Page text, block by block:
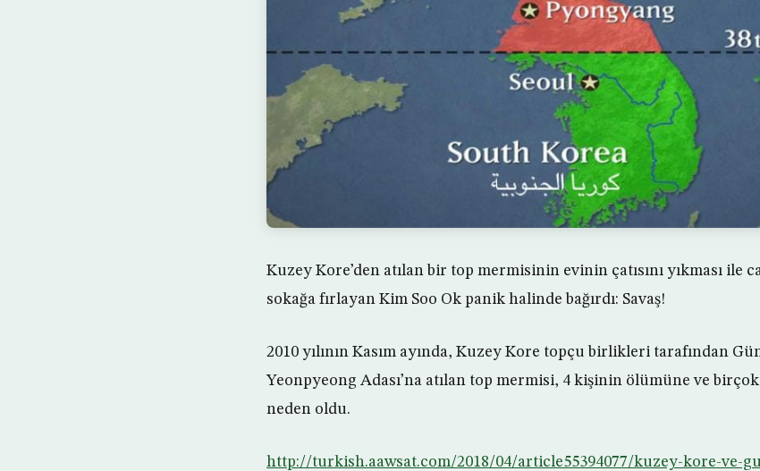
Kuzey Kore’den atılan bir top mermisinin evinin çatısını yıkması ile
sokağa fırlayan Kim Soo Ok panik halinde bağırdı: Savaş!
2010 yılının Kasım ayında, Kuzey Kore topçu birlikleri tarafından
Yeonpyeong Adası’na atılan top mermisi, 4 kişinin ölümüne ve
neden oldu.
http://turkish.aawsat.com/2018/04/article55394077/kuzey-kore-ve-